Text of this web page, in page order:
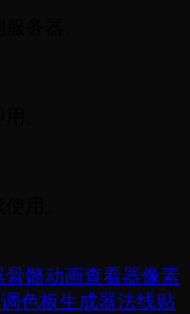
骨骼动画查看器像素
调色板生成器法线贴